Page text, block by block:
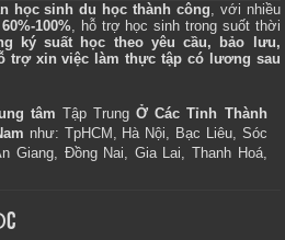
học sinh du học thành công, với nhiều
100%, hỗ trợ học sinh trong suốt thời
ký suất học theo yêu cầu, bảo lưu,
trợ xin việc làm thực tập có lương sau
tâm Tập TrungỞ Các Tỉnh Thành
như: TpHCM, Hà Nội, Bạc Liêu, Sóc
Giang, Đồng Nai, Gia Lai, Thanh Hoá,